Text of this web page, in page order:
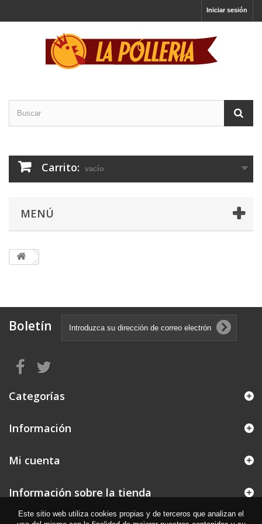
Iniciar sesión
Carrito: vacío
MENÚ
Este sitio web utiliza cookies propias y de terceros que analizan el
Boletín
Categorías
Información
Mi cuenta
Información sobre la tienda